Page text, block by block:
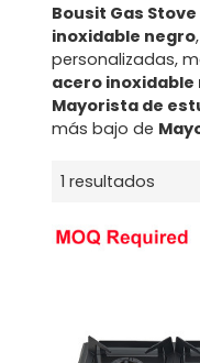
Bousit Gas
inoxidable negro
personalizadas,
acero inoxidable
Mayorista de
más bajo de
1 resultados